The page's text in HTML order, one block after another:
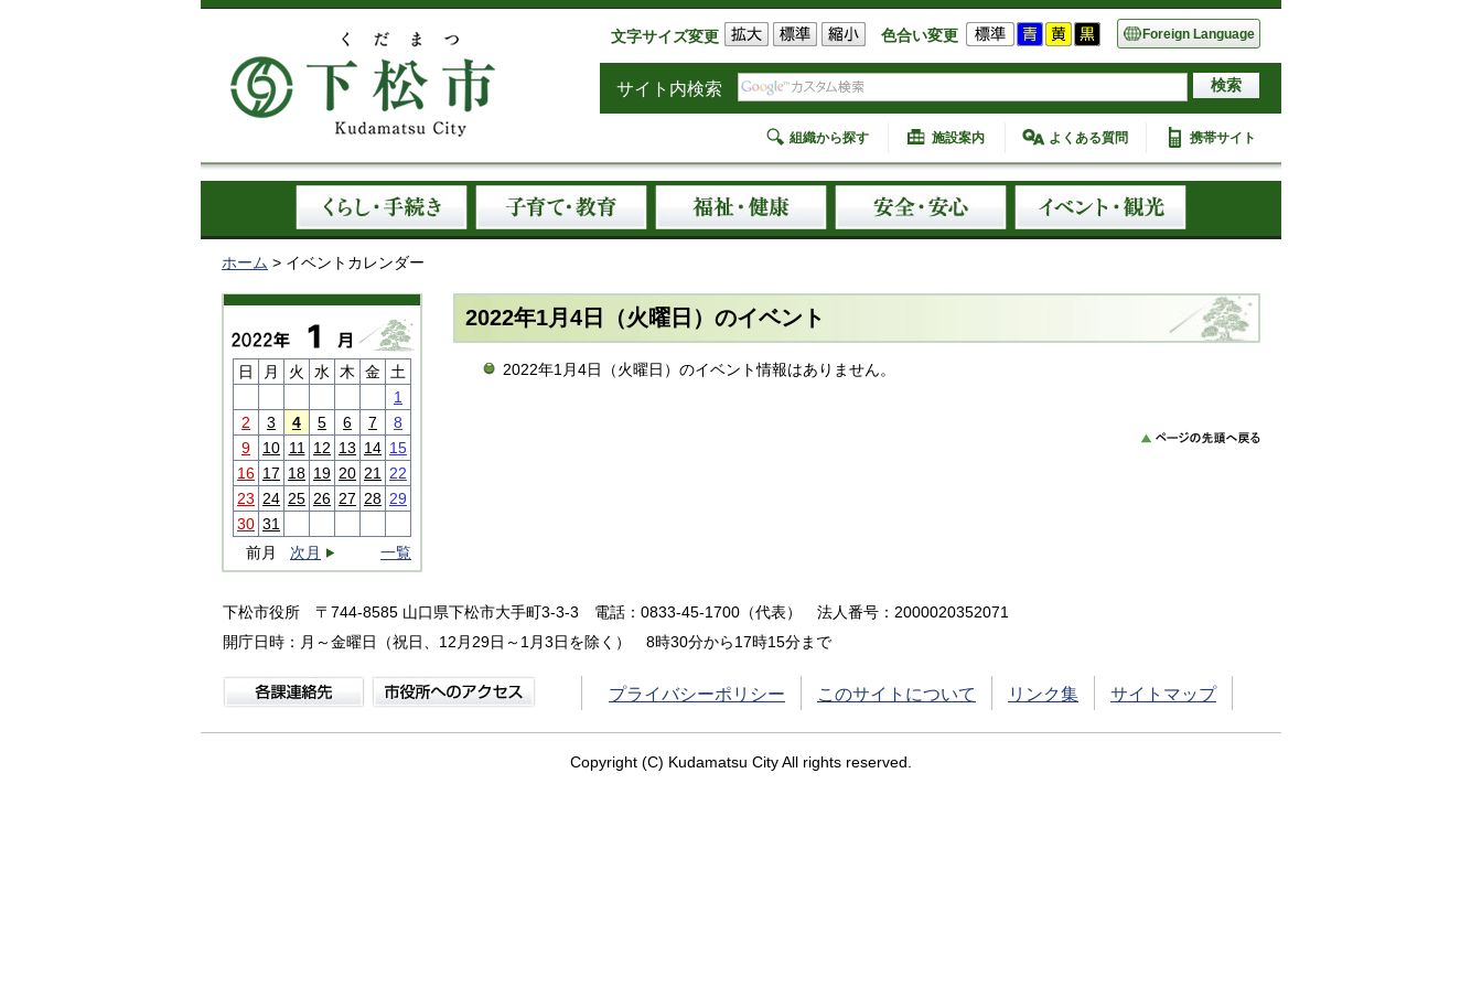
文字サイズ変更 色合い変更 Foreign Language
サイト内検索
組織から探す 施設案内 よくある質問 携帯サイト
ホーム > イベントカレンダー
日 月 火 水 木 金
土
1
2
3 4 5 6 7
8
9
10 11 12 13 14 15
16 17 18 19 20 21
22
23 24 25 26 27 28 29
30 31
前月
次月 一覧
2022年1月4日（火曜日）のイベント
2022年1月4日（火曜日）のイベント情報はありません。
下松市役所 〒744-8585 山口県下松市大手町3-3-3 電話：0833-45-1700（代表）
法人番号：2000020352071
開庁日時：月～金曜日（祝日、12月29日～1月3日を除く） 8時30分から17時15分まで
プライバシーポリシー このサイトについて リンク集 サイトマップ
Copyright (C) Kudamatsu City All rights reserved.